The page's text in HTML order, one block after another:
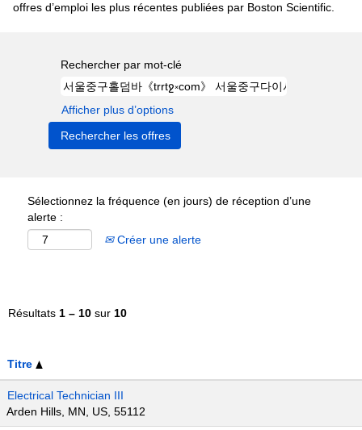
offres d’emploi les plus récentes publiées par Boston Scientific.
Rechercher par mot-clé
Afficher plus d’options
Sélectionnez la fréquence (en jours) de réception d’une
alerte :
Créer une alerte
Résultats 1 – 10 sur 10
Titre
Electrical Technician III
Arden Hills, MN, US, 55112